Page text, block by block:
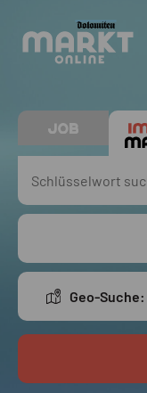
Geo-Suche: